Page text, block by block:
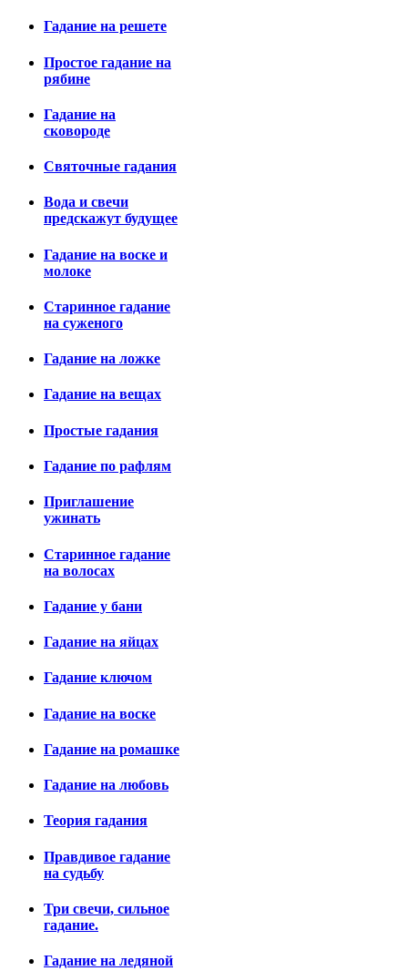
Гадание на решете
Простое гадание на
рябине
Гадание на
сковороде
Святочные гадания
Вода и свечи
предскажут будущее
Гадание на воске и
молоке
Старинное гадание
на суженого
Гадание на ложке
Гадание на вещах
Простые гадания
Гадание по рафлям
Приглашение
ужинать
Старинное гадание
на волосах
Гадание у бани
Гадание на яйцах
Гадание ключом
Гадание на воске
Гадание на ромашке
Гадание на любовь
Теория гадания
Правдивое гадание
на судьбу
Три свечи, сильное
гадание.
Гадание на ледяной